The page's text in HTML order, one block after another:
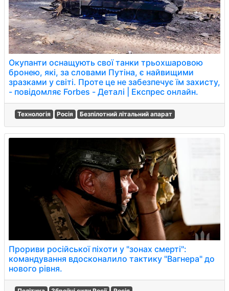
Окупанти оснащують свої танки трьохшаровою
бронею, які, за словами Путіна, є найвищими
зразками у світі. Проте це не забезпечує їм захисту,
- повідомляє Forbes - Деталі | Експрес онлайн.
Технологія Росія Безпілотний літальний апарат
Прориви російської піхоти у "зонах смерті":
командування вдосконалило тактику "Вагнера" до
нового рівня.